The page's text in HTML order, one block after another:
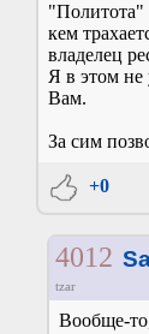
"Политота"
кем
владелец
Я в этом не
Вам.
За сим
+0
4012
tzar
Вообще-